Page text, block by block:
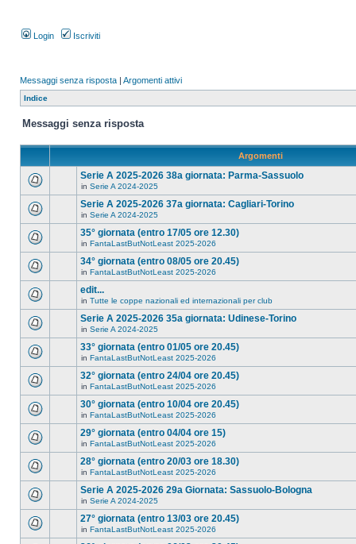
Login Iscriviti
Messaggi senza risposta | Argomenti attivi
Indice
Messaggi senza risposta
Argomenti
Serie A 2025-2026 38a giornata: Parma-Sassuolo
in Serie A 2024-2025
Serie A 2025-2026 37a giornata: Cagliari-Torino
in Serie A 2024-2025
35° giornata (entro 17/05 ore 12.30)
in FantaLastButNotLeast 2025-2026
34° giornata (entro 08/05 ore 20.45)
in FantaLastButNotLeast 2025-2026
edit...
in Tutte le coppe nazionali ed internazionali per club
Serie A 2025-2026 35a giornata: Udinese-Torino
in Serie A 2024-2025
33° giornata (entro 01/05 ore 20.45)
in FantaLastButNotLeast 2025-2026
32° giornata (entro 24/04 ore 20.45)
in FantaLastButNotLeast 2025-2026
30° giornata (entro 10/04 ore 20.45)
in FantaLastButNotLeast 2025-2026
29° giornata (entro 04/04 ore 15)
in FantaLastButNotLeast 2025-2026
28° giornata (entro 20/03 ore 18.30)
in FantaLastButNotLeast 2025-2026
Serie A 2025-2026 29a Giornata: Sassuolo-Bologna
in Serie A 2024-2025
27° giornata (entro 13/03 ore 20.45)
in FantaLastButNotLeast 2025-2026